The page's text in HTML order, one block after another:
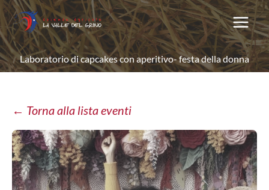
Vai
al
contenuto
Laboratorio di capcakes con aperitivo- festa della donna
← Torna alla lista eventi